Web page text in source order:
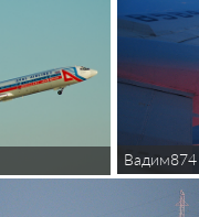
Вадим874